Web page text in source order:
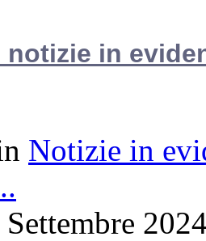
notizie in
Notizie in